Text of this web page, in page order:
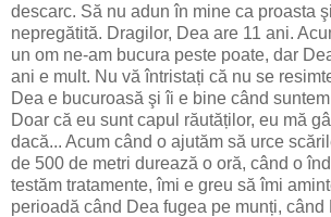
descarc. Să nu adun în mine ca proasta
nepregătită. Dragilor, Dea are 11 ani.
un om ne-am bucura peste poate, dar
ani e mult. Nu vă întristați că nu se
Dea e bucuroasă şi îi e bine când
Doar că eu sunt capul răutăților, eu mă
dacă... Acum când o ajutăm să urce
de 500 de metri durează o oră, când o
testăm tratamente, îmi e greu să îmi
perioadă când Dea fugea pe munți, când